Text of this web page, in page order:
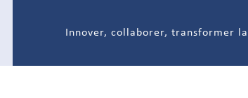
Innover, collaborer, transformer